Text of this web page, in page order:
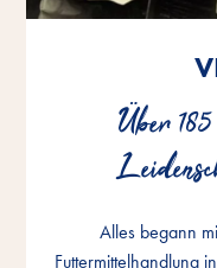
Über
Alles begann
Futtermittelhandlung
Über
Alles begann
Futtermittelhandlung
Über
Alles begann
Futtermittelhandlung